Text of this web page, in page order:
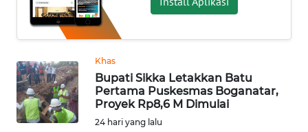
Khas
Bupati Sikka Letakkan Batu
Pertama Puskesmas Boganatar,
Proyek Rp8,6 M Dimulai
24 hari yang lalu
SERBA-
SERBI
LABUAN
BAJO